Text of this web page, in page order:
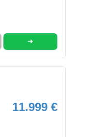
➜
11.999 €